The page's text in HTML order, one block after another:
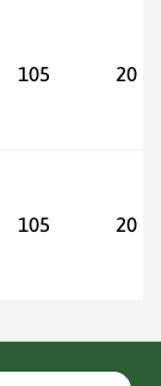
105 20
105 20